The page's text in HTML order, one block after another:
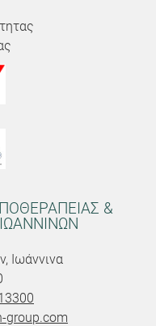
&
Ιωάννινα
group.com